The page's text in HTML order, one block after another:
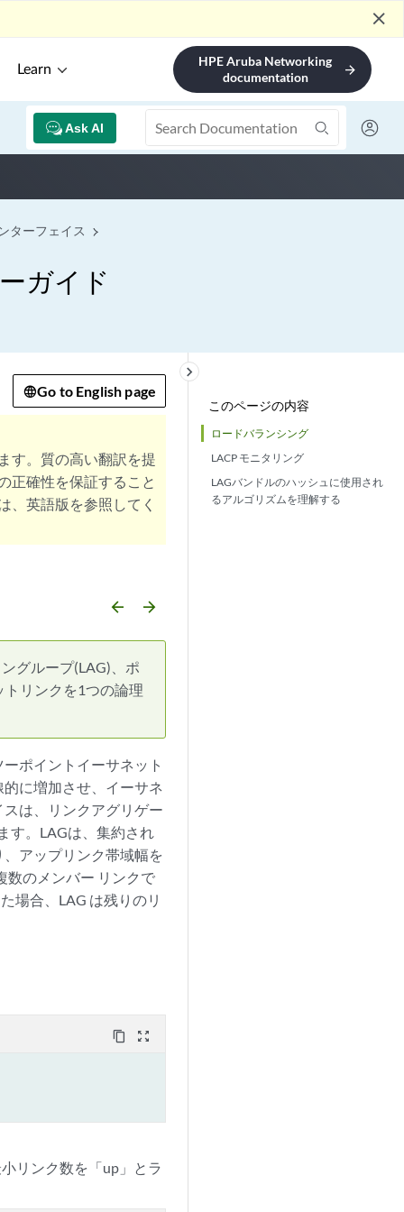
close
Learn
HPE Aruba Networking
documentation
arrow_forward
Ask AI
ターフェイス
ガイド
このページの内容
ロードバランシング
LACP モニタリング
LAGバンドルのハッシュに使用され
るアルゴリズムを理解する
keyboard_arrow_right
Go to English page
す。質の高い翻訳を提
正確性を保証すること
、英語版を参照してく
arrow_backward arrow_forward
グループ(LAG)、ポ
リンクを1つの論理
ポイントイーサネット
に増加させ、イーサネ
は、リンクアグリゲー
す。LAGは、集約され
アップリンク帯域幅を
数のメンバー リンクで
場合、LAG は残りのリ
content_copy zoom_out_map
リンク数を「up」とラ